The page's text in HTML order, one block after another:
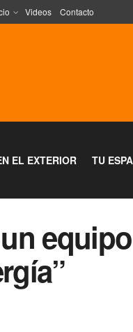
Videos Contacto
EL EXTERIOR TU